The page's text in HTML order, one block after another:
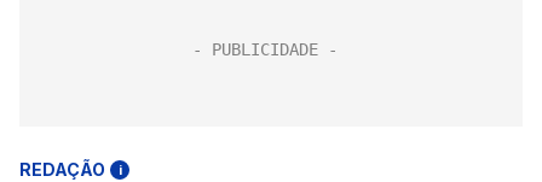
REDAÇÃO i